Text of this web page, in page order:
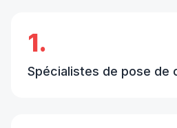
1.
Spécialistes de pose de